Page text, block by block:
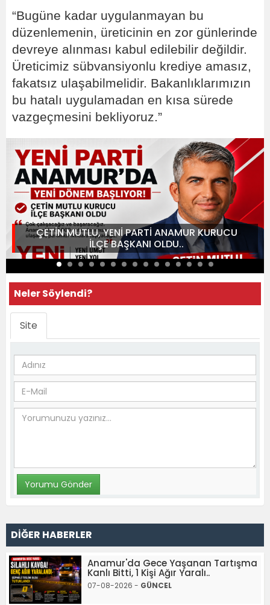
“Bugüne kadar uygulanmayan bu
düzenlemenin, üreticinin en zor günlerinde
devreye alınması kabul edilebilir değildir.
Üreticimiz sübvansiyonlu krediye amasız,
fakatsız ulaşabilmelidir. Bakanlıklarımızın
bu hatalı uygulamadan en kısa sürede
vazgeçmesini bekliyoruz.”
ÇETİN MUTLU, YENİ PARTİ ANAMUR KURUCU
İLÇE BAŞKANI OLDU..
Neler Söylendi?
Site
DİĞER HABERLER
Anamur'da Gece Yaşanan Tartışma
Kanlı Bitti, 1 Kişi Ağır Yaralı..
07-08-2026 - GÜNCEL